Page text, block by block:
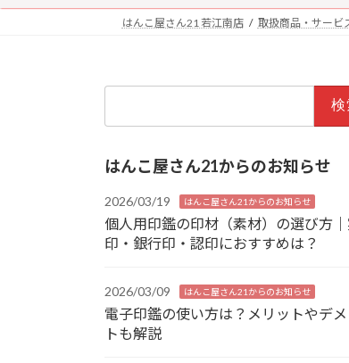
はんこ屋さん21 若江南店 取扱商品・サービ
はんこ屋さん21からのお知らせ
2026/03/19 はんこ屋さん21からのお知らせ
個人用印鑑の印材（素材）の選び方
印・銀行印・認印におすすめは？
2026/03/09 はんこ屋さん21からのお知らせ
電子印鑑の使い方は？メリットやデメ
トも解説